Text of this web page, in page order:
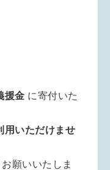
援金 に寄付いた
用いただけませ
願いいたしま